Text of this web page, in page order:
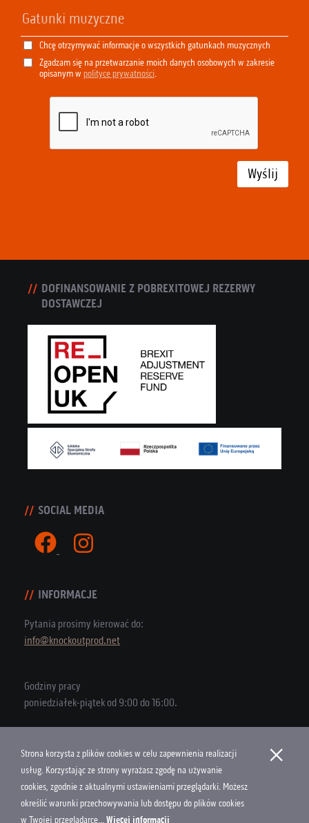
Chcę otrzymywać informacje o wszystkich gatunkach muzycznych
Zgadzam się na przetwarzanie moich danych osobowych w zakresie
opisanym w polityce prywatności.
Wyślij
DOFINANSOWANIE Z POBREXITOWEJ REZERWY
DOSTAWCZEJ
SOCIAL MEDIA
INFORMACJE
Pytania prosimy kierować do:
info@knockoutprod.net
Godziny pracy
poniedziałek-piątek od 9:00 do 16:00.
Copyright © 2026 Knock Out Productions
Polityka Cookies
Projekt i wykonanie
Strona korzysta z plików cookies w celu zapewnienia realizacji
usług. Korzystając ze strony wyrażasz zgodę na używanie
cookies, zgodnie z aktualnymi ustawieniami przeglądarki. Możesz
określić warunki przechowywania lub dostępu do plików cookies
w Twojej przeglądarce...Więcej informacji
×